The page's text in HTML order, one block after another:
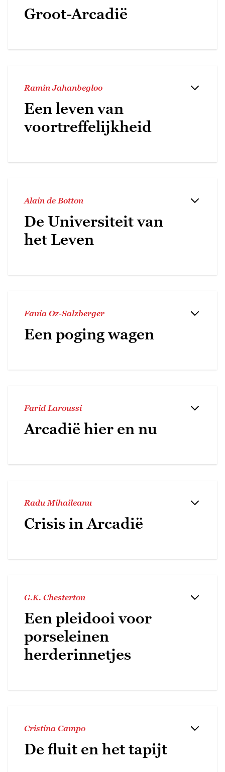
Groot-Arcadië
Ramin Jahanbegloo
Een leven van
voortreffelijkheid
Alain de Botton
De Universiteit van
het Leven
Fania Oz-Salzberger
Een poging wagen
Farid Laroussi
Arcadië hier en nu
Radu Mihaileanu
Crisis in Arcadië
G.K. Chesterton
Een pleidooi voor
porseleinen
herderinnetjes
Cristina Campo
De fluit en het tapijt